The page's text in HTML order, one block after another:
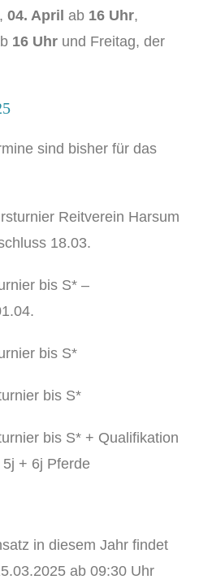
04. April ab 16 Uhr,
16 Uhr und Freitag, der
sind bisher für das
Reitverein Harsum
18.03.
bis S* –
bis S*
bis S*
bis S* + Qualifikation
+ 6j Pferde
in diesem Jahr findet
ab 09:30 Uhr